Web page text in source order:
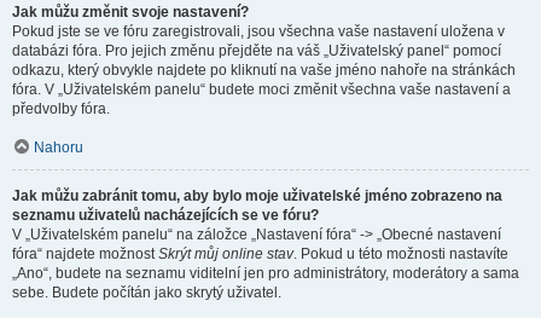
Jak můžu změnit svoje nastavení?
Pokud jste se ve fóru zaregistrovali, jsou všechna vaše nastavení uložena v
databázi fóra. Pro jejich změnu přejděte na váš „Uživatelský panel“ pomocí
odkazu, který obvykle najdete po kliknutí na vaše jméno nahoře na stránkách
fóra. V „Uživatelském panelu“ budete moci změnit všechna vaše nastavení a
předvolby fóra.
Nahoru
Jak můžu zabránit tomu, aby bylo moje uživatelské jméno zobrazeno na
seznamu uživatelů nacházejících se ve fóru?
V „Uživatelském panelu“ na záložce „Nastavení fóra“ -> „Obecné nastavení
fóra“ najdete možnostSkrýt můj online stav. Pokud u této možnosti nastavíte
„Ano“, budete na seznamu viditelní jen pro administrátory, moderátory a sama
sebe. Budete počítán jako skrytý uživatel.